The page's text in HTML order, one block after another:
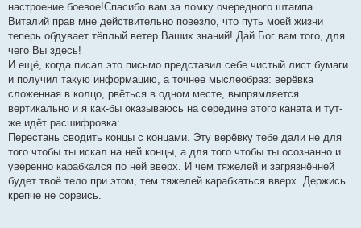
настроение боевое!Спасибо вам за ломку очередного штампа.
Виталий прав мне действительно повезло, что путь моей жизни
теперь обдувает тёплый ветер Ваших знаний! Дай Бог вам того, для
чего Вы здесь!
И ещё, когда писал это письмо представил себе чистый лист бумаги
и получил такую информацию, а точнее мыслеобраз: верёвка
сложенная в колцо, рвёться в одном месте, выпрямляется
вертикально и я как-бы оказываюсь на середине этого каната и тут-
же идёт расшифровка:
Перестань сводить концы с концами. Эту верёвку тебе дали не для
того чтобы ты искал на ней концы, а для того чтобы ты осознанно и
уверенно карабкался по ней вверх. И чем тяжелей и загрязнённей
будет твоё тело при этом, тем тяжелей карабкаться вверх. Держись
крепче не сорвись.